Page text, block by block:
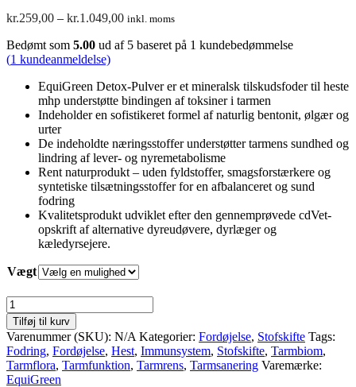
kr.259,00 – kr.1.049,00Prisinterval:
til
inkl. moms
Bedømt som 5.00 ud af 5 baseret på 1 kundebedømmelse
(1 kundeanmeldelse)
EquiGreen Detox-Pulver er et mineralsk tilskudsfoder til heste
mhp understøtte bindingen af ​​toksiner i tarmen
Indeholder en sofistikeret formel af naturlig bentonit, ølgær og
urter
De indeholdte næringsstoffer understøtter tarmens sundhed og
lindring af lever- og nyremetabolisme
Rent naturprodukt – uden fyldstoffer, smagsforstærkere og
syntetiske tilsætningsstoffer for en afbalanceret og sund
fodring
Kvalitetsprodukt udviklet efter den gennemprøvede cdVet-
opskrift af alternative dyreudøvere, dyrlæger og
kæledyrsejere.
Vægt
EquiGreen
Detox-
Pulver
antal
Tilføj til kurv
Varenummer (SKU): N/A Kategorier: Fordøjelse, Stofskifte Tags:
Fodring, Fordøjelse, Hest, Immunsystem, Stofskifte, Tarmbiom,
Tarmflora, Tarmfunktion, Tarmrens, Tarmsanering Varemærke:
EquiGreen